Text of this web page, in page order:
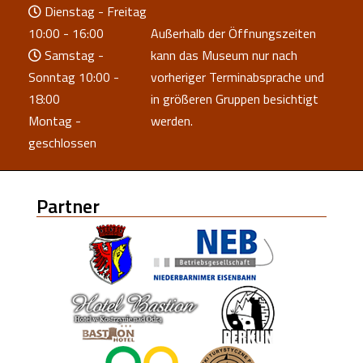
Dienstag - Freitag
10:00 - 16:00
Samstag -
Sonntag 10:00 -
18:00
Montag -
geschlossen
Außerhalb der Öffnungszeiten
kann das Museum nur nach
vorheriger Terminabsprache und
in größeren Gruppen besichtigt
werden.
Partner